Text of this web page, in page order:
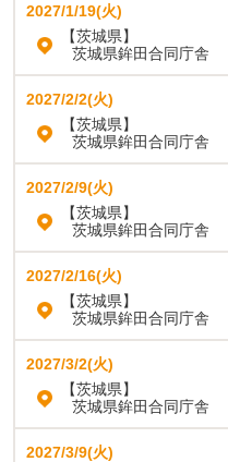
2027/1/19(火)
【茨城県】
茨城県鉾田合同庁舎
2027/2/2(火)
【茨城県】
茨城県鉾田合同庁舎
2027/2/9(火)
【茨城県】
茨城県鉾田合同庁舎
2027/2/16(火)
【茨城県】
茨城県鉾田合同庁舎
2027/3/2(火)
【茨城県】
茨城県鉾田合同庁舎
2027/3/9(火)